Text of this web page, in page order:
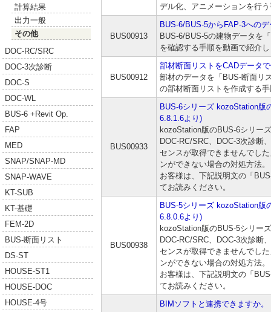
計算結果
出力一般
その他
DOC-RC/SRC
DOC-3次診断
DOC-S
DOC-WL
BUS-6 +Revit Op.
FAP
MED
SNAP/SNAP-MD
SNAP-WAVE
KT-SUB
KT-基礎
FEM-2D
BUS-断面リスト
DS-ST
HOUSE-ST1
HOUSE-DOC
HOUSE-4号
デル化、アニメーションを行
BUS00913
BUS-6/BUS-5からFAP-3への
BUS-6/BUS-5の建物データを
を確認する手順を動画で紹介
BUS00912
部材断面リストをCADデータ
部材のデータを「BUS-断面リ
の部材断面リストを作成する
BUS00933
BUS-6シリーズ kozoStation版
6.8.1.6より)
kozoStation版のBUS-6シリー
DOC-RC/SRC、DOC-3次診断
センスが取得できませんでし
ンができない場合の対処方法
お客様は、下記説明文の「
てお読みください。
BUS00938
BUS-5シリーズ kozoStation版
6.8.0.6より)
kozoStation版のBUS-5シリー
DOC-RC/SRC、DOC-3次診断
センスが取得できませんでし
ンができない場合の対処方法
お客様は、下記説明文の「
てお読みください。
BIMソフトと連携できますか。